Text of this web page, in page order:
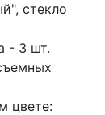
стекло
- 3 шт.
цвете: